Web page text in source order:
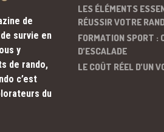
de
survie en
y
de rando,
c’est
du
LES ÉLÉMENTS
RÉUSSIR VOTRE
FORMATION SPORT :
D’ESCALADE
LE COÛT RÉEL D’UN